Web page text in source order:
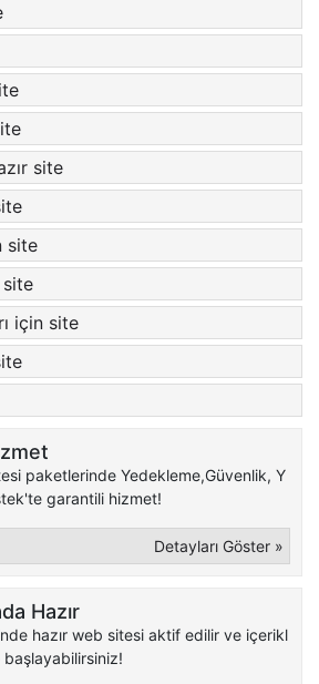
site
site
için site
paketlerinde Yedekleme,Güvenlik, Y
garantili hizmet!
Detayları Göster »
Hazır
hazır web sitesi aktif edilir ve içerikl